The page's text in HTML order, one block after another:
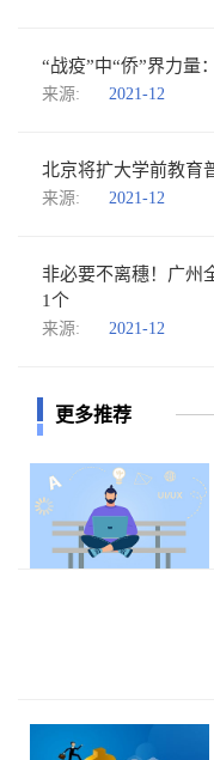
“战疫”中“侨”界力量
来源: 2021-12
北京将扩大学前教育
来源: 2021-12
非必要不离穗！广州
1个
来源: 2021-12
更多推荐